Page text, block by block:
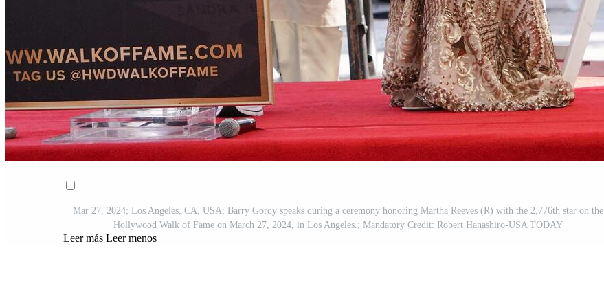
Mar 27, 2024; Los Angeles, CA, USA; Barry Gordy speaks during a ceremony honoring Martha Reeves (R) with the 2,776th star on the
Hollywood Walk of Fame on March 27, 2024, in Los Angeles.; Mandatory Credit: Robert Hanashiro-USA TODAY
Leer más Leer menos